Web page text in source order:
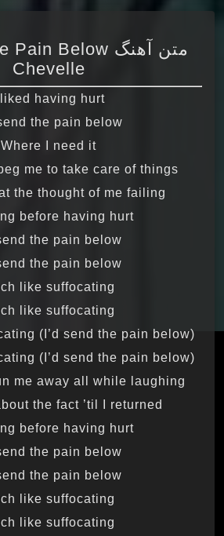
Chevelle
liked having hurt
the pain below
Where I need it
me to take care of things
the thought of me failing
before having hurt
send the pain below
send the pain below
like suffocating
like suffocating
(I’d send the pain below)
(I’d send the pain below)
me away all while laughing
the fact ’til I returned
before having hurt
send the pain below
send the pain below
like suffocating
like suffocating